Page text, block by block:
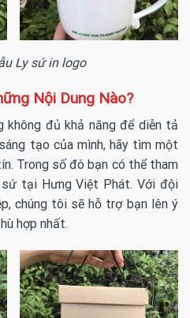
Ly sứ in logo
Nội Dung Nào?
không đủ khả năng để diễn tả
tạo của mình, hãy tìm một
Trong số đó bạn có thể tham
tại Hưng Việt Phát. Với đội
chúng tôi sẽ hỗ trợ bạn lên ý
hợp nhất.